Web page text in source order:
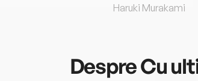
Haruki Murakami
DespreCu